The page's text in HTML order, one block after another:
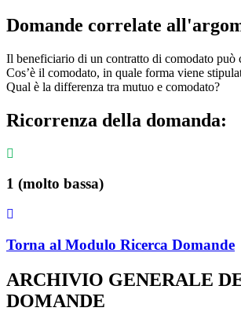
Domande correlate
Il beneficiario di un contratto di comodato può
Cos’è il comodato, in quale forma viene
Qual è la differenza tra mutuo e comodato?
Ricorrenza della domanda:
1 (molto bassa)
Torna al Modulo Ricerca Domande
ARCHIVIO GENERALE
DOMANDE